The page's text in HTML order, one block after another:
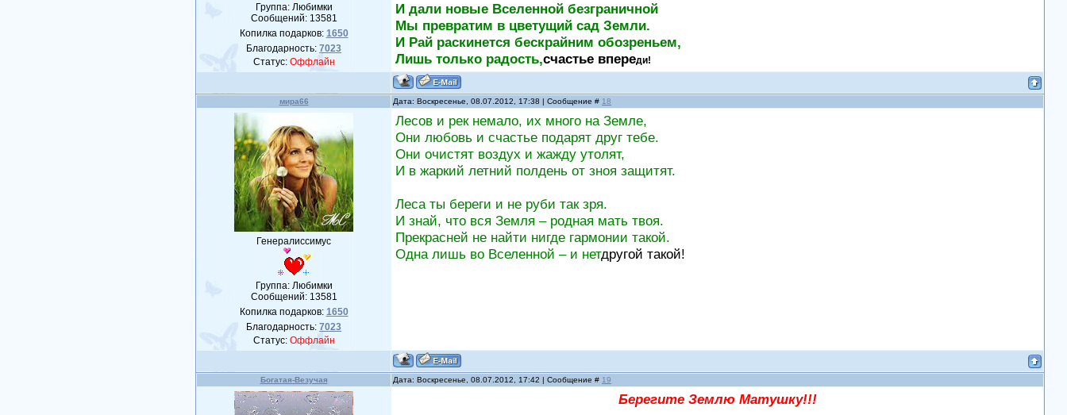
Группа: Любимки
Сообщений: 13581
Копилка подарков: 1650
Благодарность:7023
Статус: Оффлайн
И дали новые Вселенной безграничной
Мы превратим в цветущий сад Земли.
И Рай раскинется бескрайним обозреньем,
Лишь только радость,счастье впереди!
мира66 Дата: Воскресенье, 08.07.2012, 17:38 | Сообщение # 18
Генералиссимус
Группа: Любимки
Сообщений: 13581
Копилка подарков: 1650
Благодарность:7023
Статус: Оффлайн
Лесов и рек немало, их много на Земле,
Они любовь и счастье подарят друг тебе.
Они очистят воздух и жажду утолят,
И в жаркий летний полдень от зноя защитят.
Леса ты береги и не руби так зря.
И знай, что вся Земля – родная мать твоя.
Прекрасней не найти нигде гармонии такой.
Одна лишь во Вселенной – и нетдругой такой!
Богатая-Везучая Дата: Воскресенье, 08.07.2012, 17:42 | Сообщение # 19
Берегите Землю Матушку!!!